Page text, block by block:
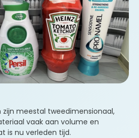
zijn meestal tweedimensionaal,
vaak aan volume en
is nu verleden tijd.